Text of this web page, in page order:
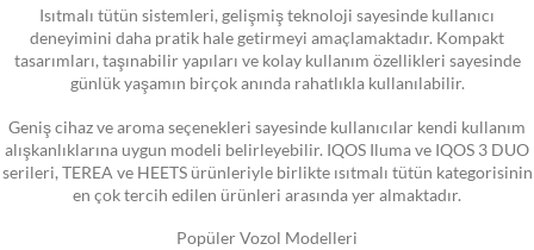
Isıtmalı tütün sistemleri, gelişmiş teknoloji sayesinde kullanıcı
deneyimini daha pratik hale getirmeyi amaçlamaktadır. Kompakt
tasarımları, taşınabilir yapıları ve kolay kullanım özellikleri sayesinde
günlük yaşamın birçok anında rahatlıkla kullanılabilir.
Geniş cihaz ve aroma seçenekleri sayesinde kullanıcılar kendi kullanım
alışkanlıklarına uygun modeli belirleyebilir. IQOS Iluma ve IQOS 3 DUO
serileri, TEREA ve HEETS ürünleriyle birlikte ısıtmalı tütün kategorisinin
en çok tercih edilen ürünleri arasında yer almaktadır.
Popüler Vozol Modelleri